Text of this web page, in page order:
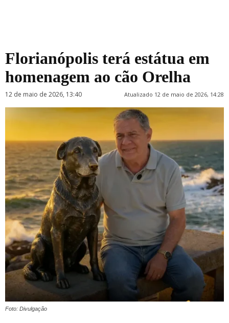
Florianópolis terá estátua em
homenagem ao cão Orelha
12 de maio de 2026, 13:40 Atualizado 12 de maio de 2026, 14:28
Foto: Divulgação